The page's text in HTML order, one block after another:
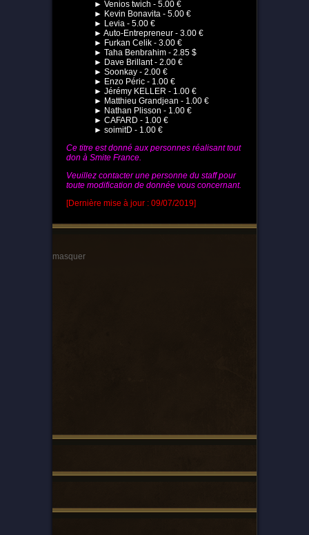
► Venios twich - 5.00 €
► Kevin Bonavita - 5.00 €
► Levia - 5.00 €
► Auto-Entrepreneur - 3.00 €
► Furkan Celik - 3.00 €
► Taha Benbrahim - 2.85 $
► Dave Brillant - 2.00 €
► Soonkay - 2.00 €
► Enzo Péric - 1.00 €
► Jérémy KELLER - 1.00 €
► Matthieu Grandjean - 1.00 €
► Nathan Plisson - 1.00 €
► CAFARD - 1.00 €
► soimitD - 1.00 €
Ce titre est donné aux personnes réalisant tout
don à Smite France.
Veuillez contacter une personne du staff pour
toute modification de donnée vous concernant.
[Dernière mise à jour : 09/07/2019]
masquer